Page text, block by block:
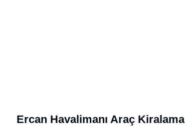
Ercan Havalimanı Araç Kiralama